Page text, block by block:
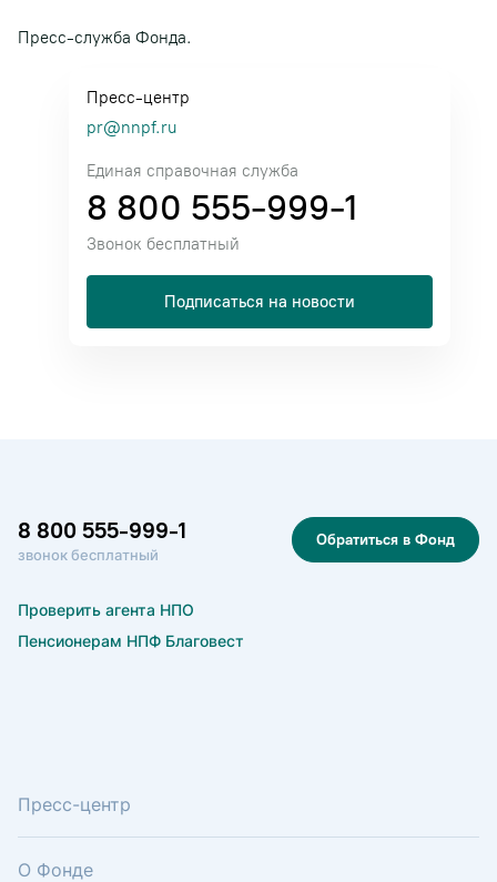
Пресс-служба Фонда.
Пресс-центр
pr@nnpf.ru
Единая справочная служба
8 800 555-999-1
Звонок бесплатный
Подписаться на новости
8 800 555-999-1
звонок бесплатный
Обратиться в Фонд
Проверить агента НПО
Пенсионерам НПФ Благовест
Пресс-центр
О Фонде